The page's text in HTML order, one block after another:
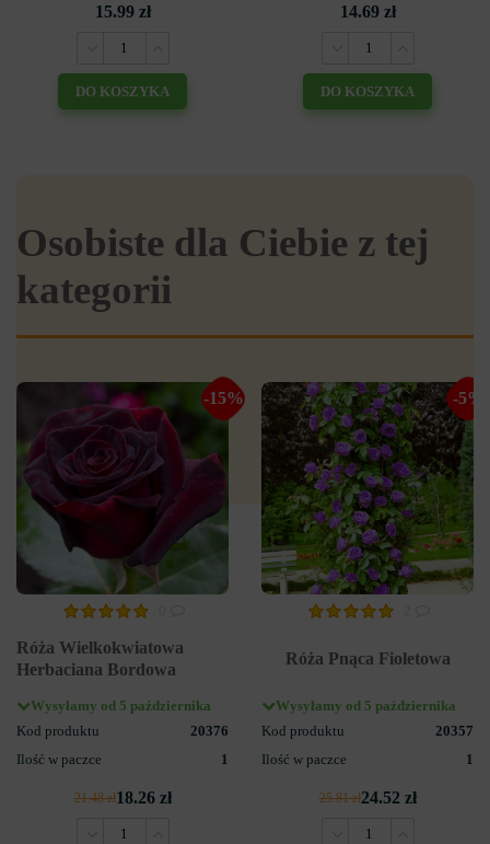
15.99 zł
DO KOSZYKA
14.69 zł
DO KOSZYKA
Osobiste dla Ciebie z tej
kategorii
-15%
Róża Wielkokwiatowa
Herbaciana Bordowa
Wysyłamy od 5 października
Kod produktu
20376
Ilość w paczce
1
21.48 zł18.26 zł
-5%
Róża Pnąca Fioletowa
Wysyłamy od 5 października
Kod produktu
20357
Ilość w paczce
1
25.81 zł24.52 zł